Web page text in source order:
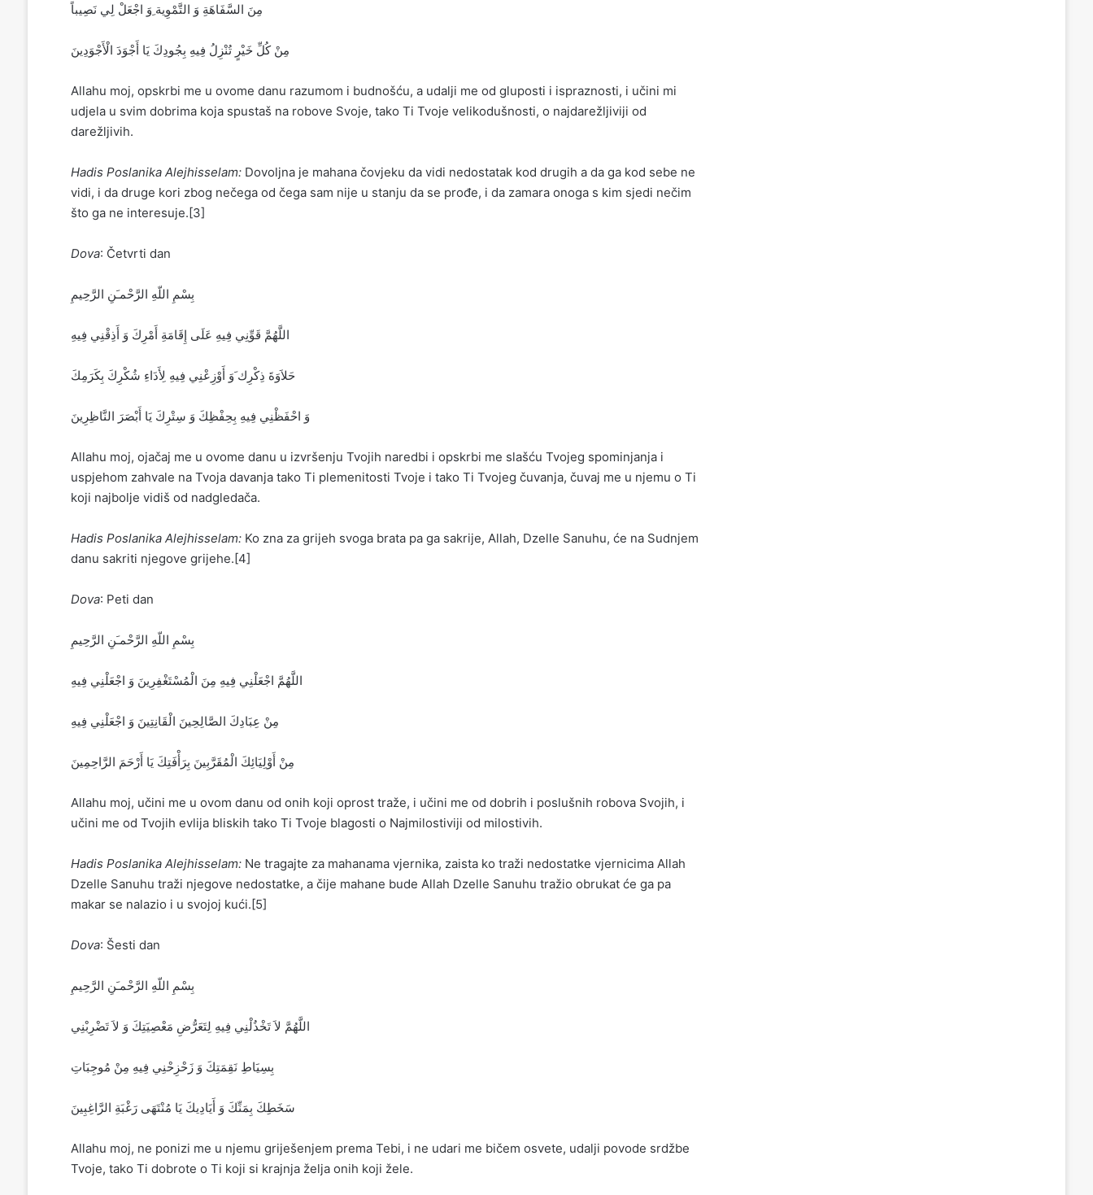
مِنَ السَّفَاهَةِ وَ التَّمْوِية ِ‏وَ اجْعَلْ لِي نَصِيباً
مِنْ كُلِّ خَيْرٍ تُنْزِلُ فِيهِ بِجُودِكَ يَا أَجْوَدَ الْأَجْوَدِينَ‏
Allahu moj, opskrbi me u ovome danu razumom i budnošću, a udalji me od gluposti i ispraznosti, i učini mi
udjela u svim dobrima koja spustaš na robove Svoje, tako Ti Tvoje velikodušnosti, o najdarežljiviji od
darežljivih.
Hadis Poslanika Alejhisselam: Dovoljna je mahana čovjeku da vidi nedostatak kod drugih a da ga kod sebe ne
vidi, i da druge kori zbog nečega od čega sam nije u stanju da se prođe, i da zamara onoga s kim sjedi nečim
što ga ne interesuje.[3]
Dova: Četvrti dan
بِسْمِ اللّهِ الرَّحْمـَنِ الرَّحِيمِ
‏اللَّهُمَّ قَوِّنِي فِيهِ عَلَى إِقَامَةِ أَمْرِكَ وَ أَذِقْنِي فِيهِ
حَلاَوَةَ ذِكْرِك َ‏وَ أَوْزِعْنِي فِيهِ لِأَدَاءِ شُكْرِكَ بِكَرَمِكَ
وَ احْفَظْنِي فِيهِ بِحِفْظِكَ وَ سِتْرِكَ يَا أَبْصَرَ النَّاظِرِينَ‏
Allahu moj, ojačaj me u ovome danu u izvršenju Tvojih naredbi i opskrbi me slašću Tvojeg spominjanja i
uspjehom zahvale na Tvoja davanja tako Ti plemenitosti Tvoje i tako Ti Tvojeg čuvanja, čuvaj me u njemu o Ti
koji najbolje vidiš od nadgledača.
Hadis Poslanika Alejhisselam: Ko zna za grijeh svoga brata pa ga sakrije, Allah, Dzelle Sanuhu, će na Sudnjem
danu sakriti njegove grijehe.[4]
Dova: Peti dan
بِسْمِ اللّهِ الرَّحْمـَنِ الرَّحِيمِ
‏اللَّهُمَّ اجْعَلْنِي فِيهِ مِنَ الْمُسْتَغْفِرِينَ وَ اجْعَلْنِي فِيهِ
مِنْ عِبَادِكَ الصَّالِحِينَ الْقَانِتِينَ‏ وَ اجْعَلْنِي فِيهِ
مِنْ أَوْلِيَائِكَ الْمُقَرَّبِينَ بِرَأْفَتِكَ يَا أَرْحَمَ الرَّاحِمِينَ‏
Allahu moj, učini me u ovom danu od onih koji oprost traže, i učini me od dobrih i poslušnih robova Svojih, i
učini me od Tvojih evlija bliskih tako Ti Tvoje blagosti o Najmilostiviji od milostivih.
Hadis Poslanika Alejhisselam: Ne tragajte za mahanama vjernika, zaista ko traži nedostatke vjernicima Allah
Dzelle Sanuhu traži njegove nedostatke, a čije mahane bude Allah Dzelle Sanuhu tražio obrukat će ga pa
makar se nalazio i u svojoj kući.[5]
Dova: Šesti dan
بِسْمِ اللّهِ الرَّحْمـَنِ الرَّحِيمِ
‏اللَّهُمَّ لاَ تَخْذُلْنِي فِيهِ لِتَعَرُّضِ مَعْصِيَتِكَ وَ لاَ تَضْرِبْنِي
بِسِيَاطِ نَقِمَتِكَ ‏وَ زَحْزِحْنِي فِيهِ مِنْ مُوجِبَاتِ
سَخَطِكَ بِمَنِّكَ وَ أَيَادِيكَ يَا مُنْتَهَى رَغْبَةِ الرَّاغِبِينَ‏
Allahu moj, ne ponizi me u njemu griješenjem prema Tebi, i ne udari me bičem osvete, udalji povode srdžbe
Tvoje, tako Ti dobrote o Ti koji si krajnja želja onih koji žele.